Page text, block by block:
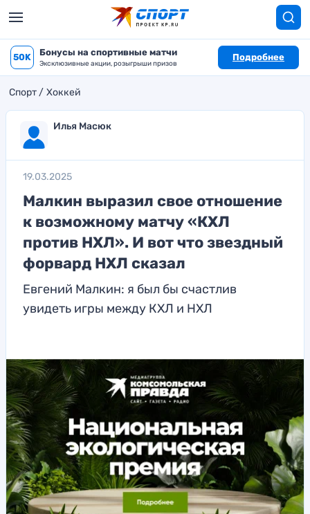
50K Бонусы на спортивные матчи
Эксклюзивные акции, розыгрыши призов
Подробнее
Спорт Хоккей
Илья Масюк
19.03.2025
Малкин выразил свое отношение
к возможному матчу «КХЛ
против НХЛ». И вот что звездный
форвард НХЛ сказал
Евгений Малкин: я был бы счастлив
увидеть игры между КХЛ и НХЛ